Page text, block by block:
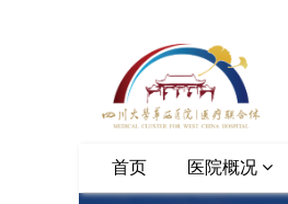
首页 医院概况